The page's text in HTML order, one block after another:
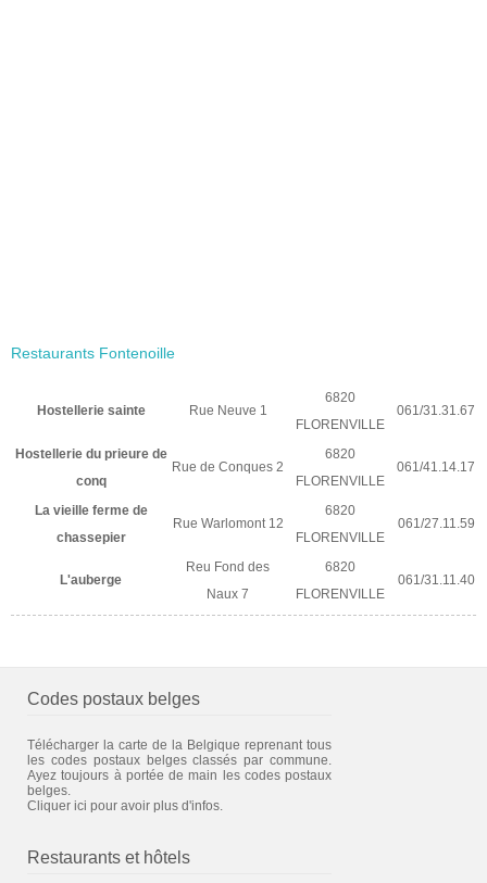
Restaurants Fontenoille
Hostellerie sainte Rue Neuve 1
6820
FLORENVILLE
061/31.31.67
Hostellerie du prieure de
conq
Rue de Conques 2
6820
FLORENVILLE
061/41.14.17
La vieille ferme de
chassepier
Rue Warlomont 12
6820
FLORENVILLE
061/27.11.59
L'auberge
Reu Fond des
Naux 7
6820
FLORENVILLE
061/31.11.40
Codes postaux belges
Télécharger la carte de la Belgique reprenant tous
les codes postaux belges classés par commune.
Ayez toujours à portée de main les codes postaux
belges.
Cliquer ici pour avoir plus d'infos.
Restaurants et hôtels